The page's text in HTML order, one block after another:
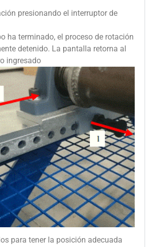
presionando el interruptor de
ha terminado, el proceso de rotación
detenido. La pantalla retorna al
ingresado
para tener la posición adecuada